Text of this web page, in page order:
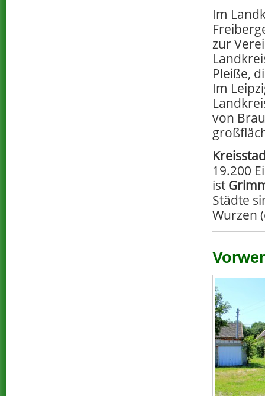
Im
zur
Pleiße,
Im
von
19.200
ist
Städte
Wurzen